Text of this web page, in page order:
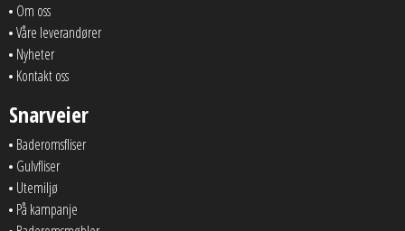
Om oss
Våre leverandører
Nyheter
Kontakt oss
Snarveier
Baderomsfliser
Gulvfliser
Utemiljø
På kampanje